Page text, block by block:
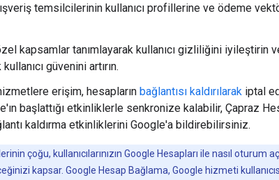
temsilcilerinin kullanıcı profillerine ve ödeme
kapsamlar tanımlayarak kullanıcı gizliliğini iyileştirin
güvenini artırın.
erişim, hesapların bağlantısı kaldırılarak iptal
başlattığı etkinliklerle senkronize kalabilir, Çapraz
kaldırma etkinliklerini Google'a bildirebilirsiniz.
çoğu, kullanıcılarınızın Google Hesapları ile nasıl oturum
kapsar. Google Hesap Bağlama, Google hizmeti